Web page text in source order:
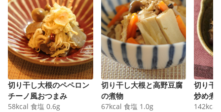
切り干し大根のペペロン
チーノ風おつまみ
58kcal 食塩 0.6g
切り干し大根と高野豆腐
の煮物
67kcal 食塩 1.0g
切り干
炒め煮
142kcal